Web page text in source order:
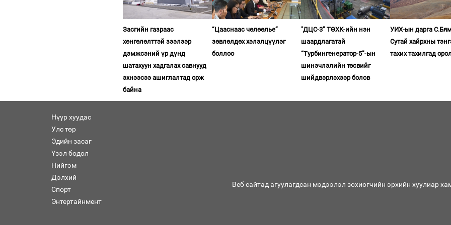
Засгийн газраас
хөнгөлөлттэй зээлээр
дэмжсэний үр дүнд
шатахуун хадгалах савнууд
эхнээсээ ашиглалтад орж
байна
“Цааснаас чөлөөлье”
зөвлөлдөх хэлэлцүүлэг
боллоо
"ДЦС-3” ТӨХК-ийн нэн
шаардлагатай
“Турбингенератор-5”-ын
шинэчлэлийн төсвийг
шийдвэрлэхээр болов
УИХ-ын дарга
Сутай хайрхны
тахих тахилгад
Нүүр хуудас
Улс төр
Эдийн засаг
Үзэл бодол
Нийгэм
Дэлхий
Спорт
Энтертайнмент
Веб сайтад агуулагдсан мэдээлэл зохиогчийн эрхийн хуулиар